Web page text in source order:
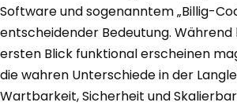
Software und sogenanntem „Billig-
entscheidender Bedeutung. Während
ersten Blick funktional erscheinen
die wahren Unterschiede in der
Wartbarkeit, Sicherheit und